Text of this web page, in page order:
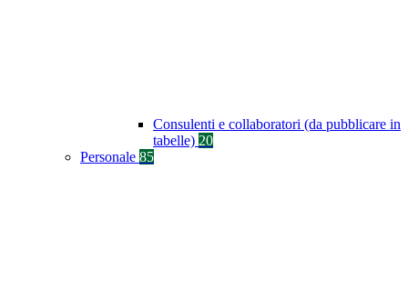
Consulenti e collaboratori (da pubblicare in
tabelle) 20
Personale 85